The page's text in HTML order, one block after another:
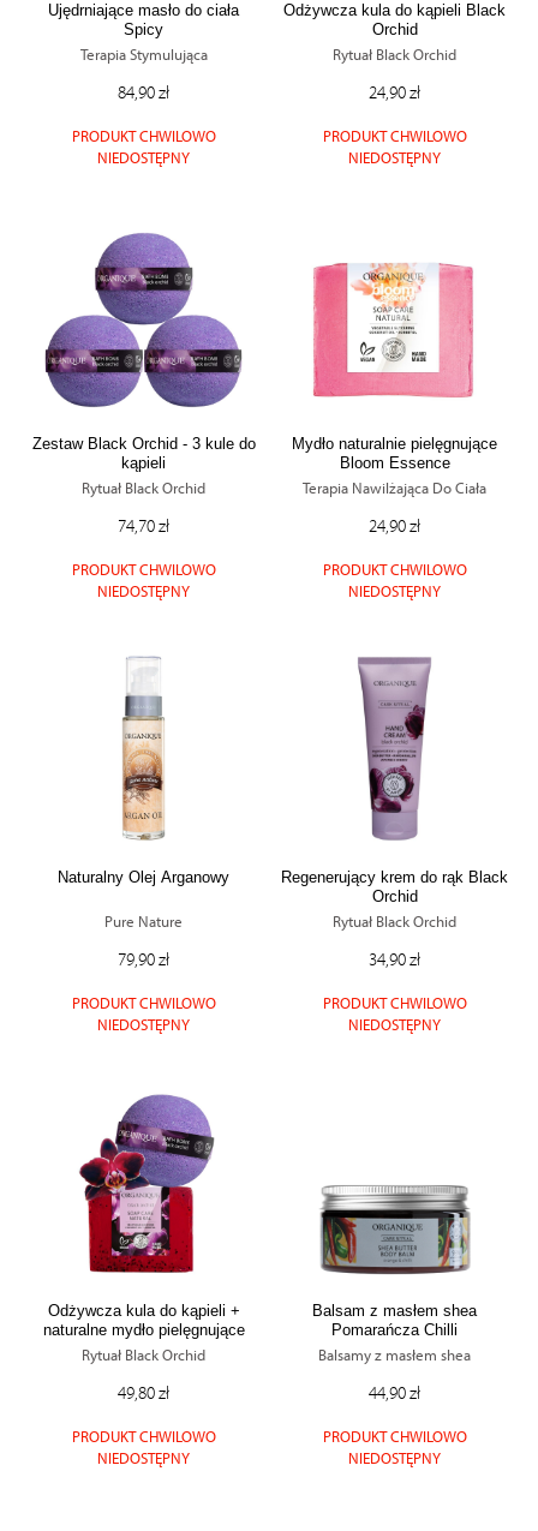
Ujędrniające masło do ciała
Spicy
Terapia Stymulująca
84,90 zł
PRODUKT CHWILOWO
NIEDOSTĘPNY
Odżywcza kula do kąpieli Black
Orchid
Rytuał Black Orchid
24,90 zł
PRODUKT CHWILOWO
NIEDOSTĘPNY
Zestaw Black Orchid - 3 kule do
kąpieli
Rytuał Black Orchid
74,70 zł
PRODUKT CHWILOWO
NIEDOSTĘPNY
Mydło naturalnie pielęgnujące
Bloom Essence
Terapia Nawilżająca Do Ciała
24,90 zł
PRODUKT CHWILOWO
NIEDOSTĘPNY
Naturalny Olej Arganowy
Pure Nature
79,90 zł
PRODUKT CHWILOWO
NIEDOSTĘPNY
Regenerujący krem do rąk Black
Orchid
Rytuał Black Orchid
34,90 zł
PRODUKT CHWILOWO
NIEDOSTĘPNY
Odżywcza kula do kąpieli +
naturalne mydło pielęgnujące
Black Orchid
Rytuał Black Orchid
49,80 zł
PRODUKT CHWILOWO
NIEDOSTĘPNY
Balsam z masłem shea
Pomarańcza Chilli
Balsamy z masłem shea
44,90 zł
PRODUKT CHWILOWO
NIEDOSTĘPNY